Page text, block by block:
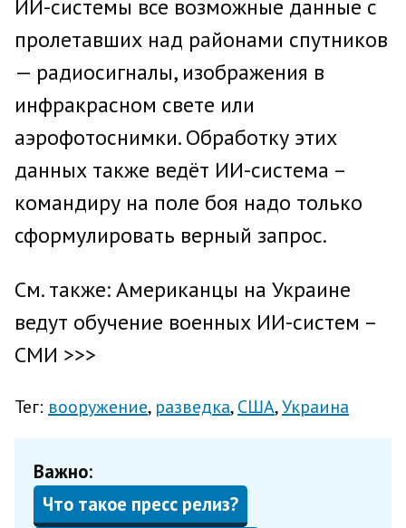
ИИ-системы все возможные данные с
пролетавших над районами спутников
— радиосигналы, изображения в
инфракрасном свете или
аэрофотоснимки. Обработку этих
данных также ведёт ИИ-система –
командиру на поле боя надо только
сформулировать верный запрос.
См. также: Американцы на Украине
ведут обучение военных ИИ-систем –
СМИ >>>
Тег: вооружение разведка США Украина
Важно:
Что такое пресс релиз?